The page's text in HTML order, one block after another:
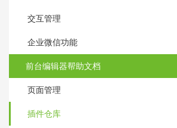
交互管理
企业微信功能
前台编辑器帮助文档
页面管理
插件仓库